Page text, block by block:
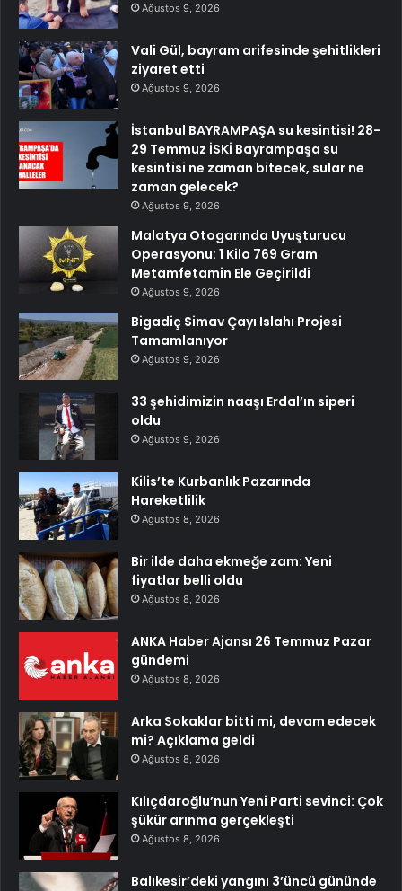
Ağustos 9, 2026
Vali Gül, bayram arifesinde şehitlikleri
ziyaret etti
Ağustos 9, 2026
İstanbul BAYRAMPAŞA su kesintisi! 28-
29 Temmuz İSKİ Bayrampaşa su
kesintisi ne zaman bitecek, sular ne
zaman gelecek?
Ağustos 9, 2026
Malatya Otogarında Uyuşturucu
Operasyonu: 1 Kilo 769 Gram
Metamfetamin Ele Geçirildi
Ağustos 9, 2026
Bigadiç Simav Çayı Islahı Projesi
Tamamlanıyor
Ağustos 9, 2026
33 şehidimizin naaşı Erdal’ın siperi
oldu
Ağustos 9, 2026
Kilis’te Kurbanlık Pazarında
Hareketlilik
Ağustos 8, 2026
Bir ilde daha ekmeğe zam: Yeni
fiyatlar belli oldu
Ağustos 8, 2026
ANKA Haber Ajansı 26 Temmuz Pazar
gündemi
Ağustos 8, 2026
Arka Sokaklar bitti mi, devam edecek
mi? Açıklama geldi
Ağustos 8, 2026
Kılıçdaroğlu’nun Yeni Parti sevinci: Çok
şükür arınma gerçekleşti
Ağustos 8, 2026
Balıkesir’deki yangını 3’üncü gününde